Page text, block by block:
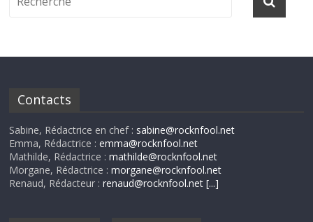
Contacts
Sabine, Rédactrice en chef : sabine@rocknfool.net
Emma, Rédactrice :emma@rocknfool.net
Mathilde, Rédactrice :mathilde@rocknfool.net
Morgane, Rédactrice :morgane@rocknfool.net
Renaud, Rédacteur :renaud@rocknfool.net [...]